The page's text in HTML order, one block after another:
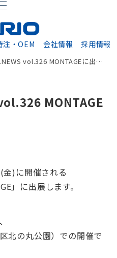
注・OEM 会社情報 採用情報
vol.326 MONTAGEに出展します！
MONTAGE
)に開催される
」に出展します。
北の丸公園）での開催で